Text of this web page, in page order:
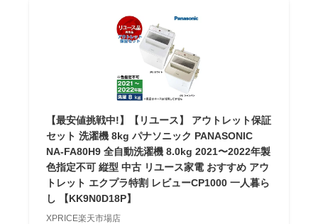
【最安値挑戦中!】【リユース】 アウトレット保証
セット 洗濯機 8kg パナソニック PANASONIC
NA-FA80H9 全自動洗濯機 8.0kg 2021〜2022年製
色指定不可 縦型 中古 リユース家電 おすすめ アウ
トレット エクプラ特割 レビューCP1000 一人暮ら
し 【KK9N0D18P】
XPRICE楽天市場店